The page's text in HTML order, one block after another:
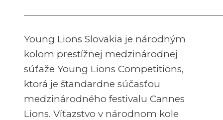
Young Lions Slovakia je národným
kolom prestížnej medzinárodnej
súťaže Young Lions Competitions,
ktorá je štandardne súčasťou
medzinárodného festivalu Cannes
Lions. Víťazstvo v národnom kole